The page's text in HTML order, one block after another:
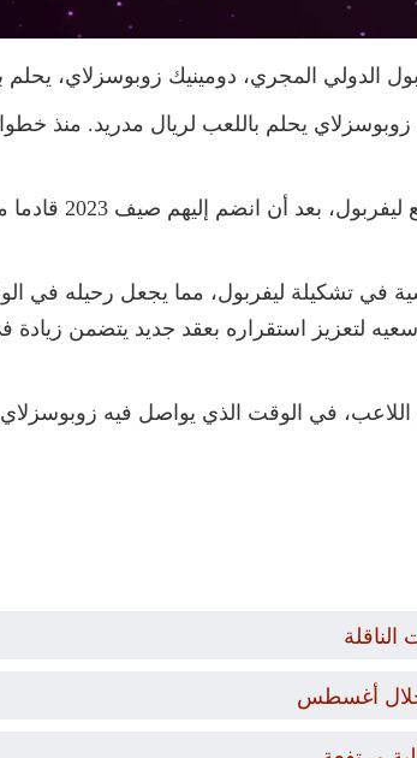
الدولي المجري، دومينيك زوبوسزلاي، يحلم
يحلم باللعب لريال مدريد. منذ
25 عامًا، أحد الركائز الأساسية في تشكيلة ليفربول، مما
لتعزيز استقراره بعقد جديد يتضمن زيادة في
في الوقت الذي يواصل فيه
خلال أغسطس